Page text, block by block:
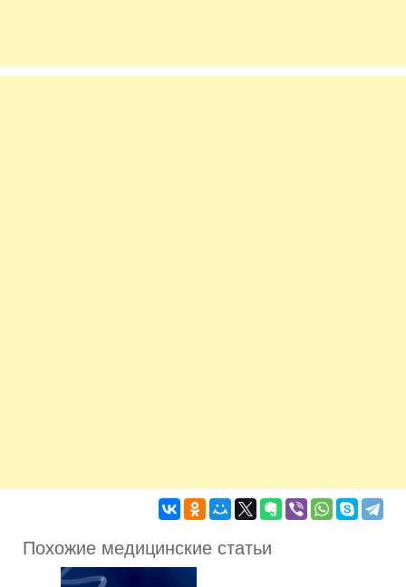
Похожие медицинские статьи